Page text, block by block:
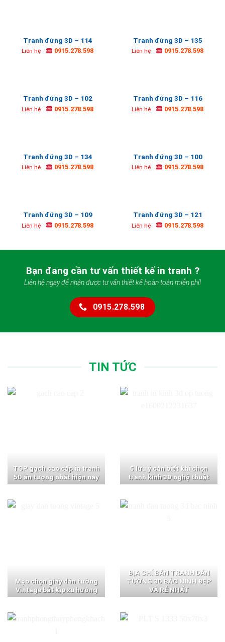
Tranh đứng 3D – 114
Liên hệ 0915.278.598
Tranh đứng 3D – 135
Liên hệ 0915.278.598
Tranh đứng 3D – 102
Liên hệ 0915.278.598
Tranh đứng 3D – 116
Liên hệ 0915.278.598
Tranh đứng 3D – 134
Liên hệ 0915.278.598
Tranh đứng 3D – 100
Liên hệ 0915.278.598
Tranh đứng 3D – 109
Liên hệ 0915.278.598
Tranh đứng 3D – 121
Liên hệ 0915.278.598
Bạn đang cần tư vấn thiết kế in tranh ?
Liên hệ ngay để nhận được tư vấn thiết kế hoàn toàn miễn phí!
0915.278.598
TIN TỨC
TOP gạch cao cấp in tranh
5D ấn tượng nhất hiện nay
5 lưu ý cần biết khi chọn
tranh kính 3D nghệ thuật
Mẹo chọn giấy dán tường
Vintage bắt kịp xu hướng
ĐỊA CHỈ BÁN TRANH DÁN
TƯỜNG 3D BẮC NINH ĐẸP
VÀ RẺ NHẤT